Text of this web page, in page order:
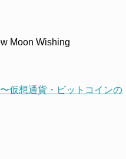
Moon Wishing
仮想通貨・ビットコインの